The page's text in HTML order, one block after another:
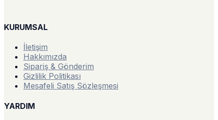
KURUMSAL
İletişim
Hakkımızda
Sipariş & Gönderim
Gizlilik Politikası
Mesafeli Satış Sözleşmesi
YARDIM